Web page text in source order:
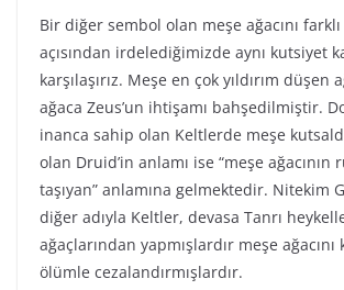
Bir diğer sembol olan meşe ağacını
açısından irdelediğimizde aynı kutsiyet
karşılaşırız. Meşe en çok yıldırım düşen
ağaca Zeus’un ihtişamı bahşedilmiştir.
inanca sahip olan Keltlerde meşe
olan Druid’in anlamı ise “meşe ağacının
taşıyan” anlamına gelmektedir. Nitekim
diğer adıyla Keltler, devasa Tanrı
ağaçlarından yapmışlardır meşe ağacını
ölümle cezalandırmışlardır.